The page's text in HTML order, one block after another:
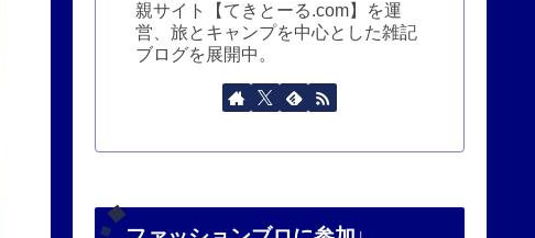
親サイト【てきとーる.com】を運
営、旅とキャンプを中心とした雑記
ブログを展開中。